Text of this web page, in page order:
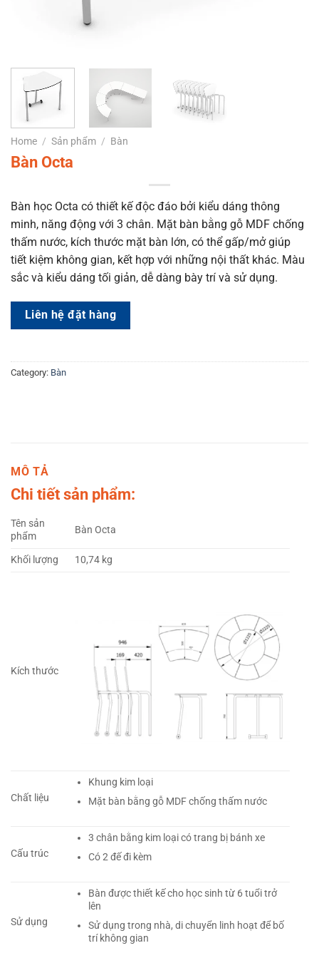
Home / Sản phẩm / Bàn
Bàn Octa
Bàn học Octa có thiết kế độc đáo bởi kiểu dáng thông
minh, năng động với 3 chân. Mặt bàn bằng gỗ MDF chống
thấm nước, kích thước mặt bàn lớn, có thể gấp/mở giúp
tiết kiệm không gian, kết hợp với những nội thất khác. Màu
sắc và kiểu dáng tối giản, dễ dàng bày trí và sử dụng.
Liên hệ đặt hàng
Category: Bàn
MÔ TẢ
Chi tiết sản phẩm:
Tên sản
phẩm
Bàn Octa
Khối lượng 10,74 kg
Kích thước
Chất liệu
Khung kim loại
Mặt bàn bằng gỗ MDF chống thấm nước
Cấu trúc
3 chân bằng kim loại có trang bị bánh xe
Có 2 đế đi kèm
Sử dụng
Bàn được thiết kế cho học sinh từ 6 tuổi trở
lên
Sử dụng trong nhà, di chuyển linh hoạt để bố
trí không gian